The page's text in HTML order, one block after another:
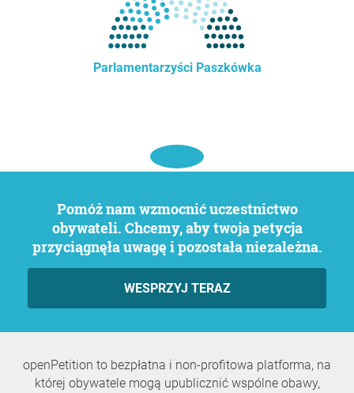
Parlamentarzyści Paszkówka
Pomóż nam wzmocnić uczestnictwo
obywateli. Chcemy, aby twoja petycja
przyciągnęła uwagę i pozostała niezależna.
WESPRZYJ TERAZ
openPetition to bezpłatna i non-profitowa platforma, na
której obywatele mogą upublicznić wspólne obawy,